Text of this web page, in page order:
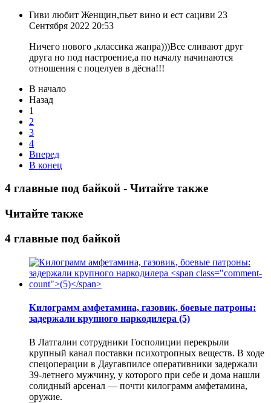
Гиви любит Женщин,пьет вино и ест сациви 23
Сентября 2022 20:53
Ничего нового ,классика жанра)))Все сливают друг
друга но под настроение,а по началу начинаются
отношения с поцелуев в дёсна!!!
В начало
Назад
1
2
3
4
Вперед
В конец
4 главные под байкой - Читайте также
Читайте также
4 главные под байкой
Килограмм амфетамина, газовик, боевые патроны:
задержали крупного наркодилера (5)
В Латгалии сотрудники Госполиции перекрыли
крупный канал поставки психотропных веществ. В ходе
спецоперации в Даугавпилсе оперативники задержали
39-летнего мужчину, у которого при себе и дома нашли
солидный арсенал — почти килограмм амфетамина,
оружие.